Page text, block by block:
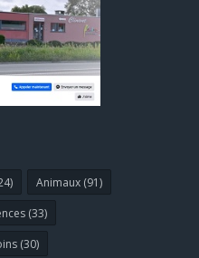
Animaux (91)
(33)
(30)